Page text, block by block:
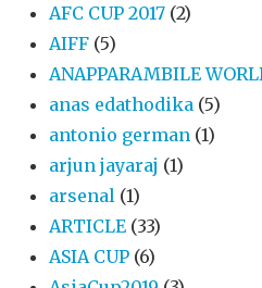
AFC CUP 2017 (2)
AIFF (5)
ANAPPARAMBILE
anas edathodika (5)
antonio german (1)
arjun jayaraj (1)
arsenal (1)
ARTICLE (33)
ASIA CUP (6)